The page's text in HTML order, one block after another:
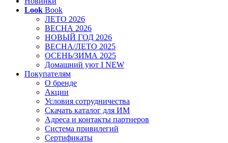
Look Book
ЛЕТО 2026
ВЕСНА 2026
НОВЫЙ ГОД 2026
ВЕСНА/ЛЕТО 2025
ОСЕНЬ/ЗИМА 2025
Домашний уют I NEW
Покупателям
О бренде
Акции
Условия сотрудничества
Скачать каталог для ИМ
Адреса и контакты партнеров
Система привилегий
Сертификаты